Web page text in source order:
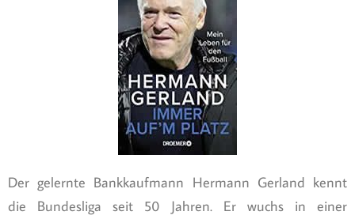
Der gelernte Bankkaufmann Hermann Gerland kennt
die Bundesliga seit 50 Jahren. Er wuchs in einer